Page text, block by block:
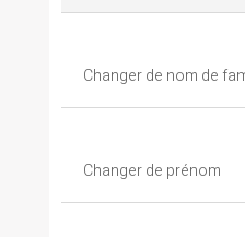
Changer de nom de
Changer de prénom